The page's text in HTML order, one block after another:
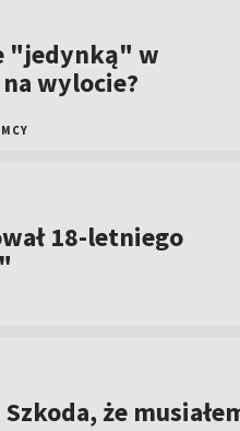
"jedynką" w
wylocie?
18-letniego
że